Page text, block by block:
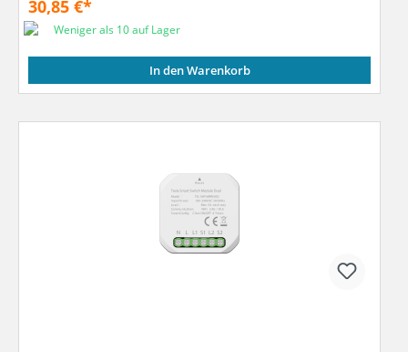
30,85 €*
Weniger als 10 auf Lager
In den Warenkorb